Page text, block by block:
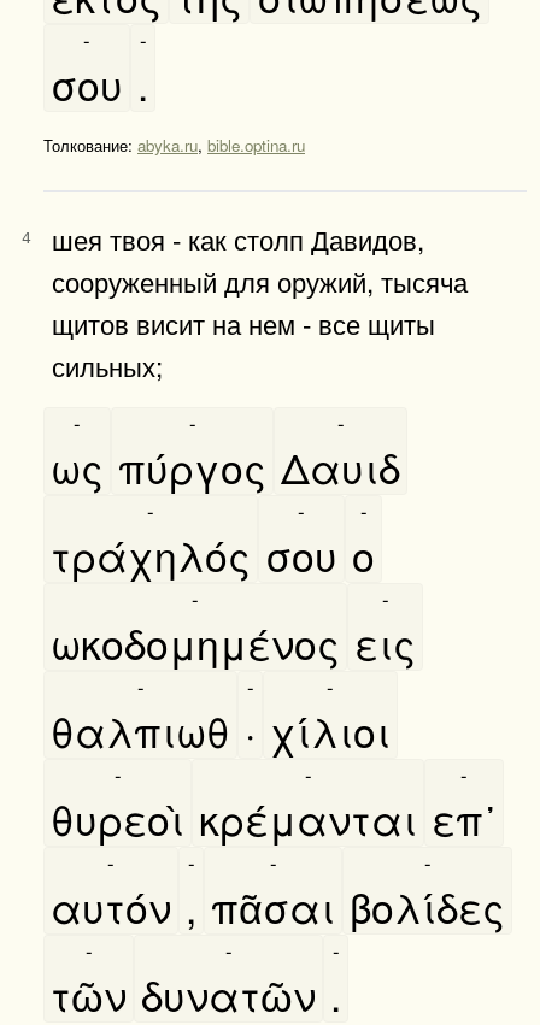
σου
-
.
-
Толкование: abyka.ru, bible.optina.ru
4
шея твоя - как столп Давидов,
сооруженный для оружий, тысяча
щитов висит на нем - все щиты
сильных;
ως
-
πύργος
-
Δαυιδ
-
τράχηλός
-
σου
-
ο
-
ωκοδομημένος
-
εις
-
θαλπιωθ
-
·
-
χίλιοι
-
θυρεοὶ
-
κρέμανται
-
επ᾿
-
αυτόν
-
,
-
πᾶσαι
-
βολίδες
-
τῶν
-
δυνατῶν
-
.
-